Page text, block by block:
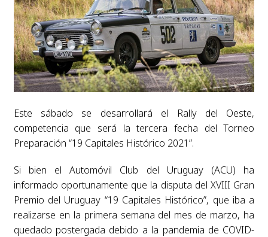
Este sábado se desarrollará el Rally del Oeste,
competencia que será la tercera fecha del Torneo
Preparación “19 Capitales Histórico 2021”.
Si bien el Automóvil Club del Uruguay (ACU) ha
informado oportunamente que la disputa del XVIII Gran
Premio del Uruguay “19 Capitales Histórico”, que iba a
realizarse en la primera semana del mes de marzo, ha
quedado postergada debido a la pandemia de COVID-